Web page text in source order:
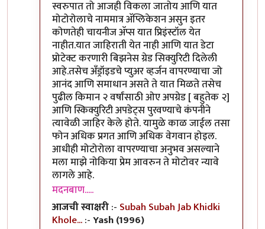
स्वरुपात तो आजही विकला जातोय आणि यात
मोटोरोलाचे नाममात्र अ‍ॅप्लिकेशन असुन इतर
कोणतेही चायनीज अ‍ॅप्स यात प्रिइंस्टॉल येत
नाहीत.यात जाहिराती येत नाही आणि यात डेटा
प्रोटेक्ट करणारी बिझनेस ग्रेड सिक्युरिटी दिलेली
आहे.तसेच अँड्रॉइडचे प्युअर व्हर्जन वापरण्याचा जो
आनंद आणि समाधान असते ते यात मिळते तसेच
पुढील किमान २ वर्षांसाठी ओए अपग्रेड [ बहुतेक २]
आणि स्किक्युरिटी अपडेट्स पुरवण्याचे कंपनीने
त्यावेळी जाहिर केले होते. यामुळे काळ जाईल तसा
फोन अधिक प्रगत आणि अधिक वेगवान होइल.
आधीही मोटोरोला वापरण्याचा अनुभव असल्याने
मला माझे नोकिया प्रेम आवरुन ते मोटोवर न्यावे
लागले आहे.
मदनबाण.....
आजची स्वाक्षरी:- Subah Subah Jab Khidki
Khole...:-Yash (1996)